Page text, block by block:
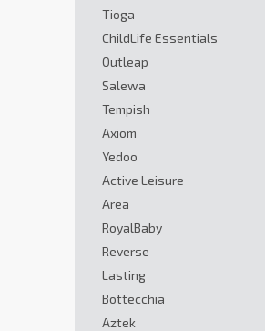
Tioga
ChildLife Essentials
Outleap
Salewa
Tempish
Axiom
Yedoo
Active Leisure
Area
RoyalBaby
Reverse
Lasting
Bottecchia
Aztek